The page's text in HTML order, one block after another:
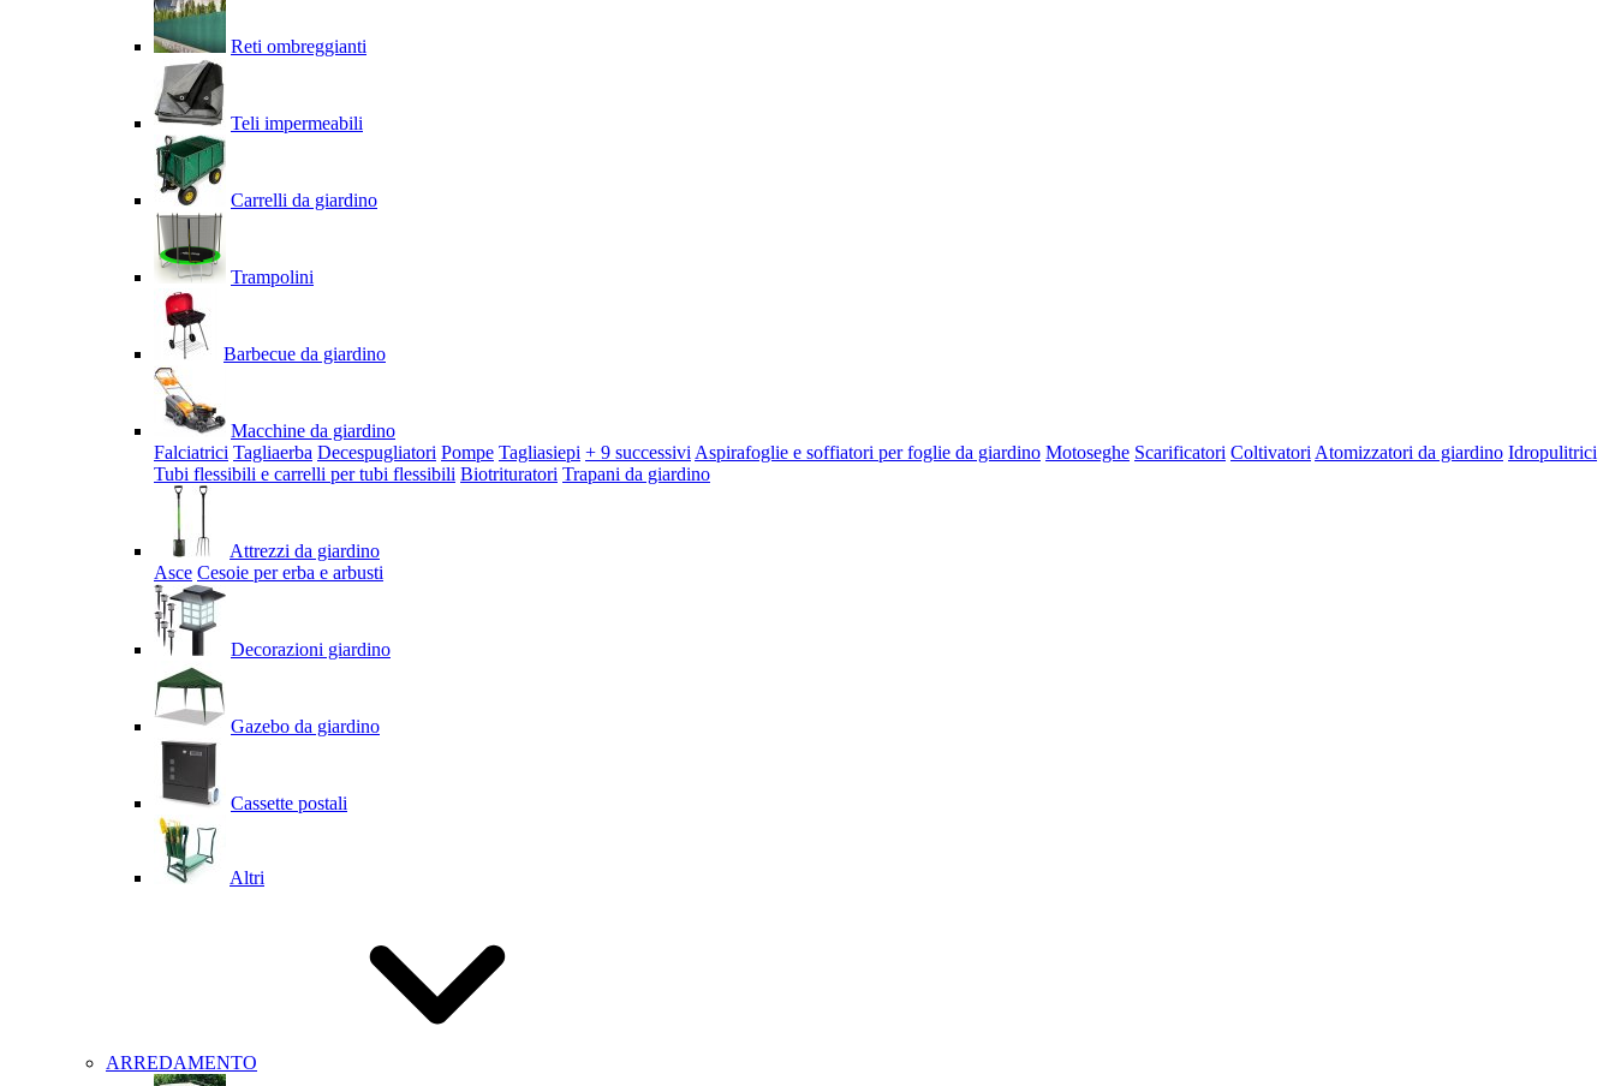
Reti ombreggianti
Teli impermeabili
Carrelli da giardino
Trampolini
Barbecue da giardino
Macchine da giardino
Falciatrici Tagliaerba Decespugliatori Pompe Tagliasiepi + 9 successivi Aspirafoglie e soffiatori per foglie da giardino Motoseghe Scarificatori Coltivatori Atomizzatori da giardino Idropulitrici
Tubi flessibili e carrelli per tubi flessibili Biotrituratori Trapani da giardino
Attrezzi da giardino
Asce Cesoie per erba e arbusti
Decorazioni giardino
Gazebo da giardino
Cassette postali
Altri
ARREDAMENTO